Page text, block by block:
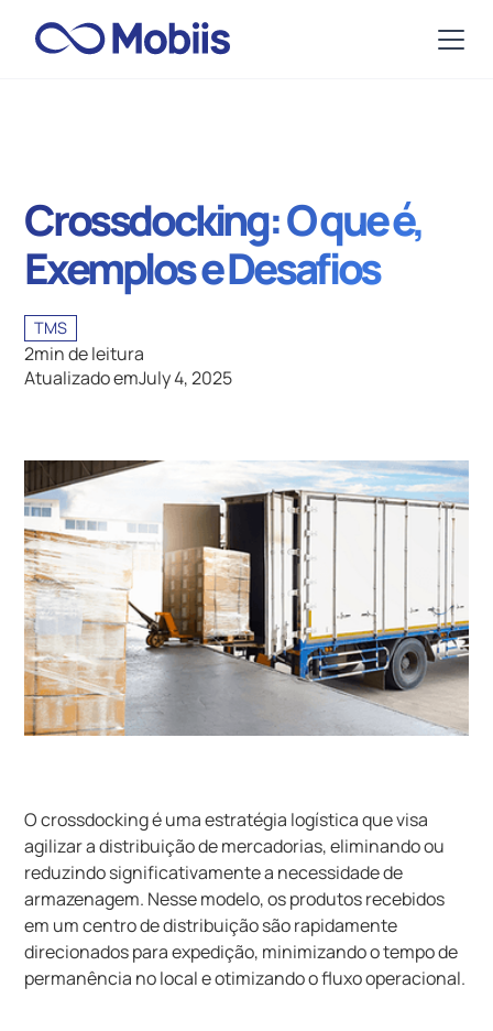
Crossdocking: O que é,
Exemplos e Desafios
TMS
2min de leitura
Atualizado emJuly 4, 2025
O crossdocking é uma estratégia logística que visa
agilizar a distribuição de mercadorias, eliminando ou
reduzindo significativamente a necessidade de
armazenagem. Nesse modelo, os produtos recebidos
em um centro de distribuição são rapidamente
direcionados para expedição, minimizando o tempo de
permanência no local e otimizando o fluxo operacional.